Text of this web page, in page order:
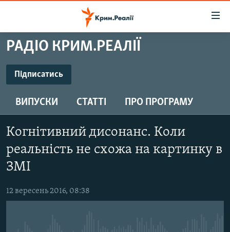
Перейти
до
основного
матеріалу
основної
навігації
до
пошуку
НОВИНИ
ВОДА.КРИМ
БЛОГИ
ПОГЛЯД
ІНТЕРВ'Ю
СПЕЦПРОЕКТИ
РАДІО КРИМ.РЕАЛІЇ
Підписатись
ВИПУСКИ СТАТТІ ПРО ПРОГРАМУ
Когнітивний дисонанс. Коли
реальність не схожа на картинку в
ЗМІ
12 вересень 2016, 08:38